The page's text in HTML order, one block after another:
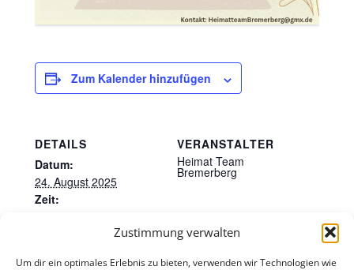
Zustimmung verwalten
Um dir ein optimales Erlebnis zu bieten, verwenden wir Technologien wie
Zum Kalender hinzufügen
DETAILS
Datum:
24. August 2025
Zeit:
Veranstaltung-Tags:
Hohehaus,Kirche
VERANSTALTER
Heimat Team
Bremerberg